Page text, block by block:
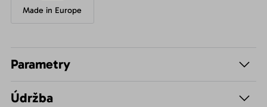
Made in Europe
Parametry
Údržba